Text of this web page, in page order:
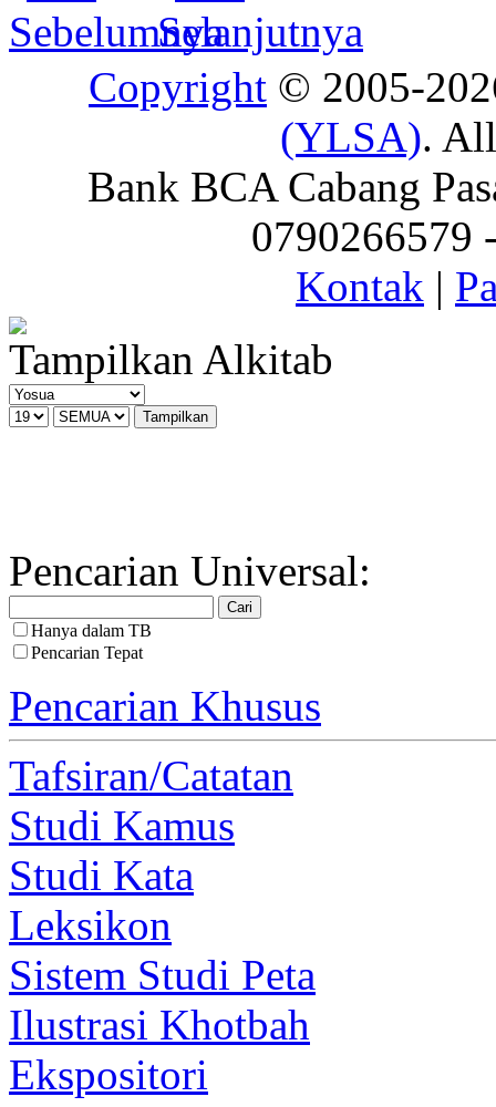
Copyright © 2005-
(YLSA).
Bank BCA Cabang
0790266579
Kontak |
Tampilkan Alkitab
Pencarian Universal:
Hanya dalam TB
Pencarian Tepat
Pencarian Khusus
Tafsiran/Catatan
Studi Kamus
Studi Kata
Leksikon
Sistem Studi Peta
Ilustrasi Khotbah
Ekspositori